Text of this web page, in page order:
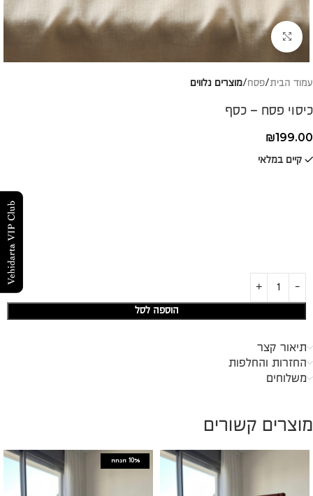
להגדלת התמונה
עמוד הבית פסח מוצרים נלווים
כיסוי פסח – כסף
₪199.00
קיים במלאי
הוספה לסל
תיאור קצר
החזרות והחלפות
משלוחים
מוצרים קשורים
10% הנחה